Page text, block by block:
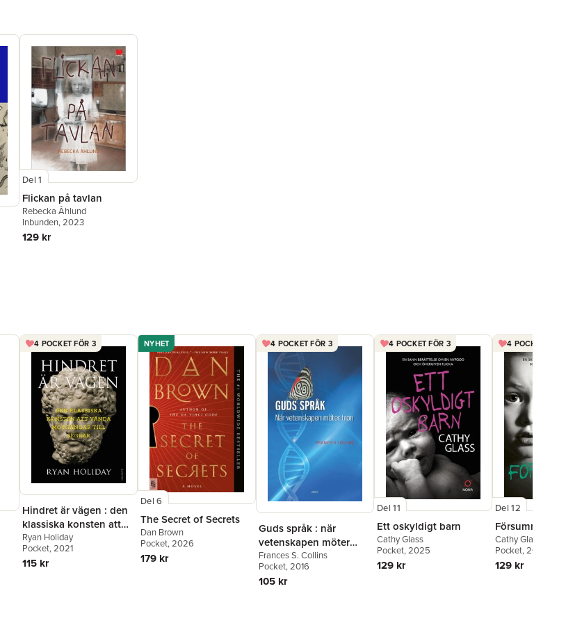
Del 1
Flickan på tavlan
Rebecka Åhlund
Inbunden, 2023
129 kr
4 POCKET FÖR 3
Hindret är vägen : den
klassiska konsten att
vända motgångar till
segrar
Ryan Holiday
Pocket, 2021
115 kr
NYHET
Del 6
The Secret of Secrets
Dan Brown
Pocket, 2026
179 kr
4 POCKET FÖR 3
Guds språk : när
vetenskapen möter
tron
Frances S. Collins
Pocket, 2016
105 kr
4 POCKET FÖR 3
Del 11
Ett oskyldigt barn
Cathy Glass
Pocket, 2025
129 kr
4 POCKET FÖR
Del 12
Försummad
Cathy Glass
Pocket, 2025
129 kr